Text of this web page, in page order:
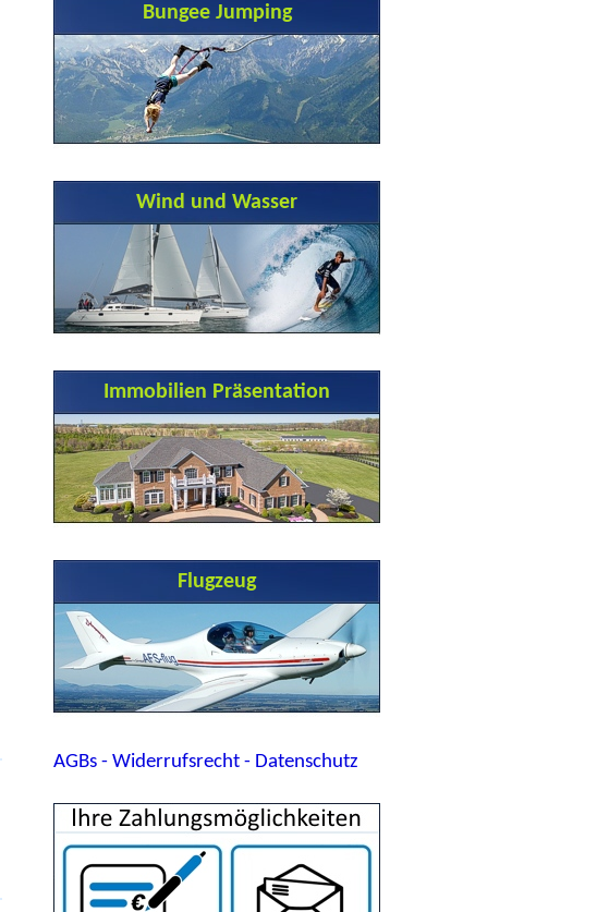
Bungee Jumping
Wind und Wasser
Immobilien Präsentation
Flugzeug
AGBs - Widerrufsrecht - Datenschutz